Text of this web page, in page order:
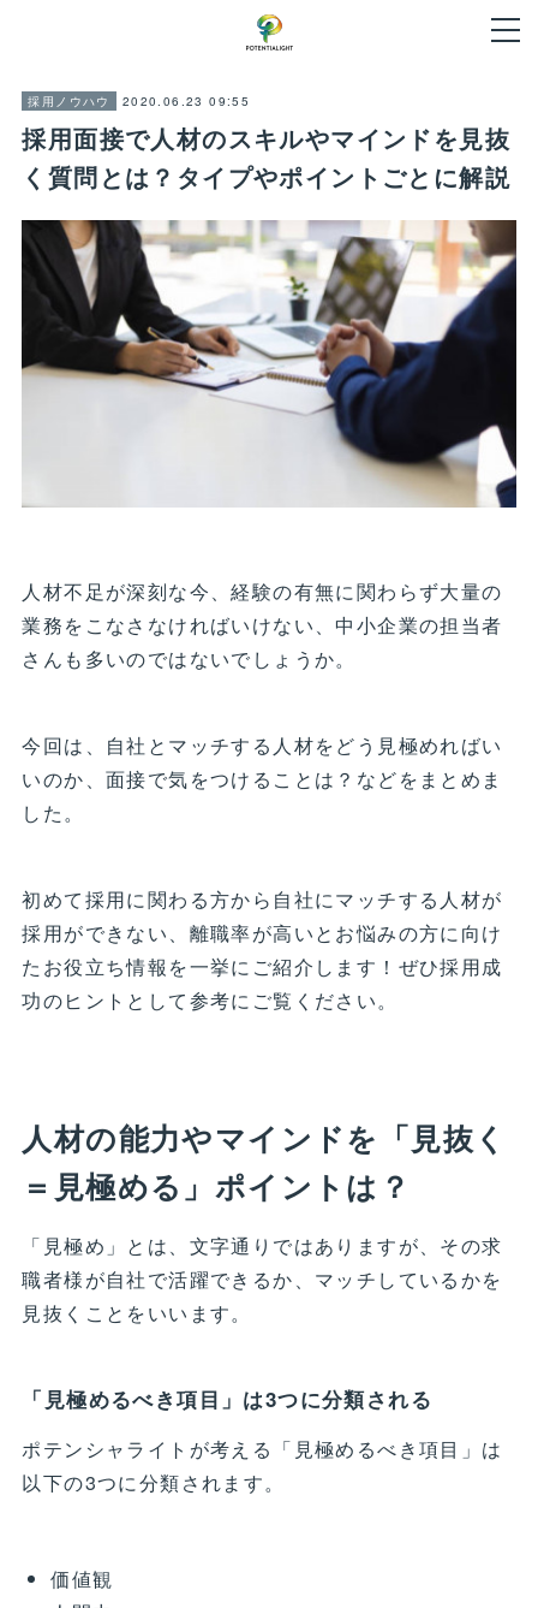
採用ノウハウ 2020.06.23 09:55
採用面接で人材のスキルやマインドを見抜
く質問とは？タイプやポイントごとに解説
人材不足が深刻な今、経験の有無に関わらず大量の
業務をこなさなければいけない、中小企業の担当者
さんも多いのではないでしょうか。
今回は、自社とマッチする人材をどう見極めればい
いのか、面接で気をつけることは？などをまとめま
した。
初めて採用に関わる方から自社にマッチする人材が
採用ができない、離職率が高いとお悩みの方に向け
たお役立ち情報を一挙にご紹介します！ぜひ採用成
功のヒントとして参考にご覧ください。
人材の能力やマインドを「見抜く
＝見極める」ポイントは？
「見極め」とは、文字通りではありますが、その求
職者様が自社で活躍できるか、マッチしているかを
見抜くことをいいます。
「見極めるべき項目」は3つに分類される
ポテンシャライトが考える「見極めるべき項目」は
以下の3つに分類されます。
価値観